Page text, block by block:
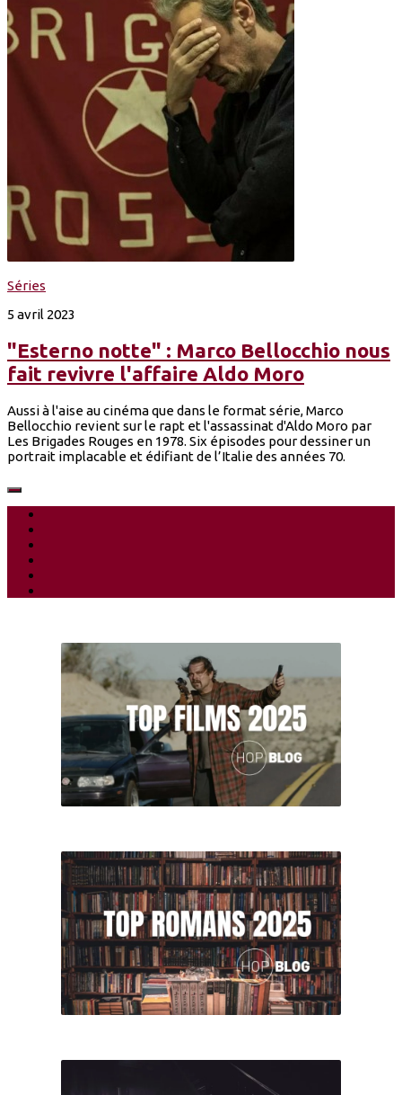
Séries
5 avril 2023
"Esterno notte" : Marco Bellocchio nous
fait revivre l'affaire Aldo Moro
Aussi à l'aise au cinéma que dans le format série, Marco
Bellocchio revient sur le rapt et l'assassinat d'Aldo Moro par
Les Brigades Rouges en 1978. Six épisodes pour dessiner un
portrait implacable et édifiant de l’Italie des années 70.